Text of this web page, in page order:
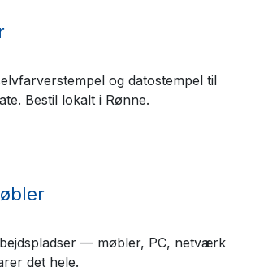
og datostempel til
Bestil lokalt i Rønne.
— møbler, PC, netværk
det hele.